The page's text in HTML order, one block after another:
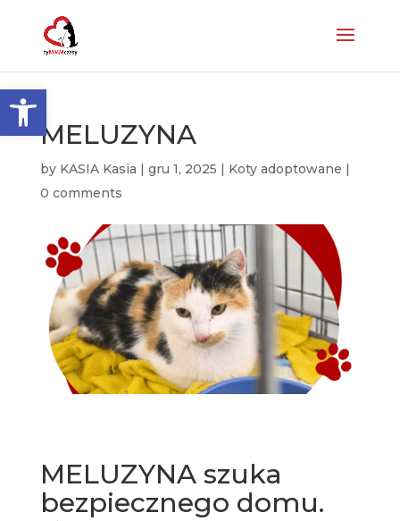
Otwórz pasek narzędzi
MELUZYNA
by KASIA Kasia | gru 1, 2025 | Koty adoptowane |
0 comments
MELUZYNA szuka
bezpiecznego domu.